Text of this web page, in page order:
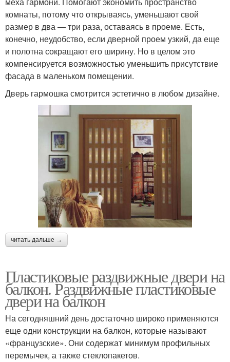
комнаты, потому что открываясь, уменьшают свой
размер в два — три раза, оставаясь в проеме. Есть,
конечно, неудобство, если дверной проем узкий, да еще
и полотна сокращают его ширину. Но в целом это
компенсируется возможностью уменьшить присутствие
фасада в маленьком помещении.
Дверь гармошка смотрится эстетично в любом дизайне.
читать дальше →
Пластиковые раздвижные двери на
балкон. Раздвижные пластиковые
двери на балкон
На сегодняшний день достаточно широко применяются
еще одни конструкции на балкон, которые называют
«французские». Они содержат минимум профильных
перемычек, а также стеклопакетов.